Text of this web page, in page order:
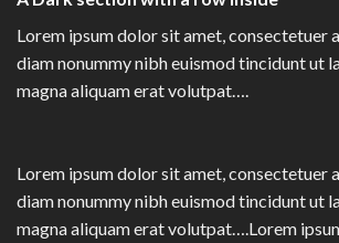
Lorem ipsum dolor sit amet, consectetuer
diam nonummy nibh euismod tincidunt ut
magna aliquam erat volutpat….
Lorem ipsum dolor sit amet, consectetuer
diam nonummy nibh euismod tincidunt ut
magna aliquam erat volutpat….Lorem